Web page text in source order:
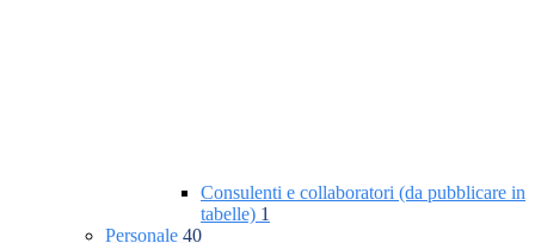
Consulenti e collaboratori (da pubblicare in
tabelle) 1
Personale 40